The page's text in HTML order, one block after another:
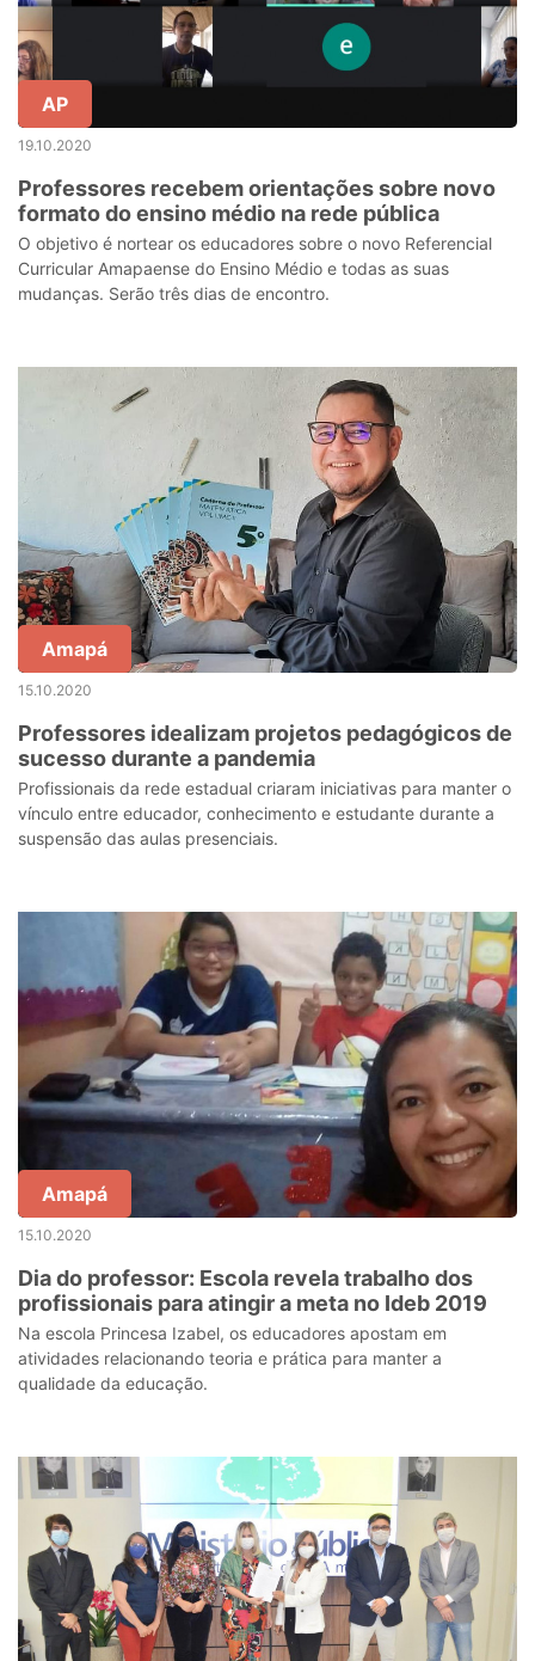
AP
19.10.2020
Professores recebem orientações sobre novo
formato do ensino médio na rede pública
O objetivo é nortear os educadores sobre o novo Referencial
Curricular Amapaense do Ensino Médio e todas as suas
mudanças. Serão três dias de encontro.
Amapá
15.10.2020
Professores idealizam projetos pedagógicos de
sucesso durante a pandemia
Profissionais da rede estadual criaram iniciativas para manter o
vínculo entre educador, conhecimento e estudante durante a
suspensão das aulas presenciais.
Amapá
15.10.2020
Dia do professor: Escola revela trabalho dos
profissionais para atingir a meta no Ideb 2019
Na escola Princesa Izabel, os educadores apostam em
atividades relacionando teoria e prática para manter a
qualidade da educação.